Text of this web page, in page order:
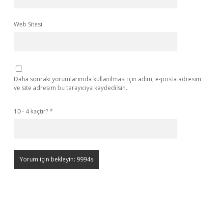
Web Sitesi
Daha sonraki yorumlarımda kullanılması için adım, e-posta adresim
ve site adresim bu tarayıcıya kaydedilsin.
10 - 4 kaçtır?*